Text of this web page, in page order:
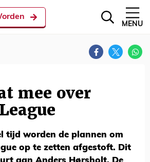
MENU
mee over
tijd worden de plannen om
op te zetten afgestoft. Dit